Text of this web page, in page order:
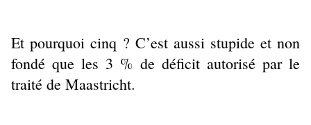
Et pourquoi cinq ? C’est aussi stupide et non
fondé que les 3 % de déficit autorisé par le
traité de Maastricht.